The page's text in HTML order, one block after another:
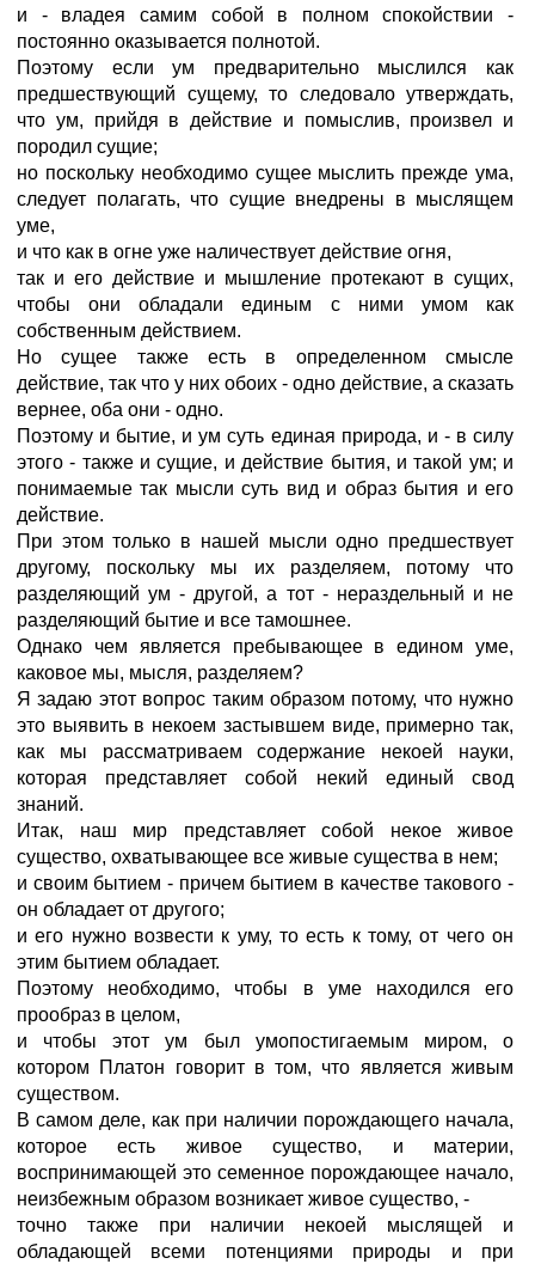
и - владея самим собой в полном спокойствии -
постоянно оказывается полнотой.
Поэтому если ум предварительно мыслился как
предшествующий сущему, то следовало утверждать,
что ум, прийдя в действие и помыслив, произвел и
породил сущие;
но поскольку необходимо сущее мыслить прежде ума,
следует полагать, что сущие внедрены в мыслящем
уме,
и что как в огне уже наличествует действие огня,
так и его действие и мышление протекают в сущих,
чтобы они обладали единым с ними умом как
собственным действием.
Но сущее также есть в определенном смысле
действие, так что у них обоих - одно действие, а сказать
вернее, оба они - одно.
Поэтому и бытие, и ум суть единая природа, и - в силу
этого - также и сущие, и действие бытия, и такой ум; и
понимаемые так мысли суть вид и образ бытия и его
действие.
При этом только в нашей мысли одно предшествует
другому, поскольку мы их разделяем, потому что
разделяющий ум - другой, а тот - нераздельный и не
разделяющий бытие и все тамошнее.
Однако чем является пребывающее в едином уме,
каковое мы, мысля, разделяем?
Я задаю этот вопрос таким образом потому, что нужно
это выявить в некоем застывшем виде, примерно так,
как мы рассматриваем содержание некоей науки,
которая представляет собой некий единый свод
знаний.
Итак, наш мир представляет собой некое живое
существо, охватывающее все живые существа в нем;
и своим бытием - причем бытием в качестве такового -
он обладает от другого;
и его нужно возвести к уму, то есть к тому, от чего он
этим бытием обладает.
Поэтому необходимо, чтобы в уме находился его
прообраз в целом,
и чтобы этот ум был умопостигаемым миром, о
котором Платон говорит в том, что является живым
существом.
В самом деле, как при наличии порождающего начала,
которое есть живое существо, и материи,
воспринимающей это семенное порождающее начало,
неизбежным образом возникает живое существо, -
точно также при наличии некоей мыслящей и
обладающей всеми потенциями природы и при